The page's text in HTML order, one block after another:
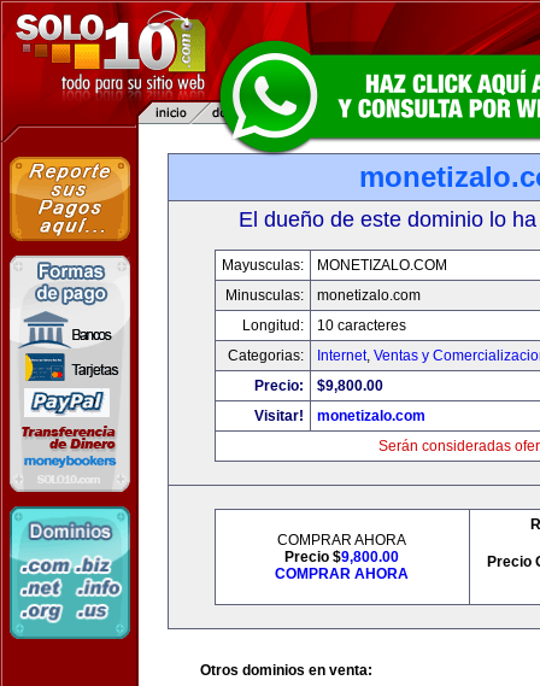
El dueño de este dominio lo
Mayusculas:
MONETIZALO.COM
Minusculas:
monetizalo.com
Longitud:
10 caracteres
Categorias:
Internet, Ventas y
Precio:
$9,800.00
Visitar!
monetizalo.com
Serán consideradas
COMPRAR AHORA
Precio $9,800.00
COMPRAR AHORA
Precio
Otros dominios en venta: